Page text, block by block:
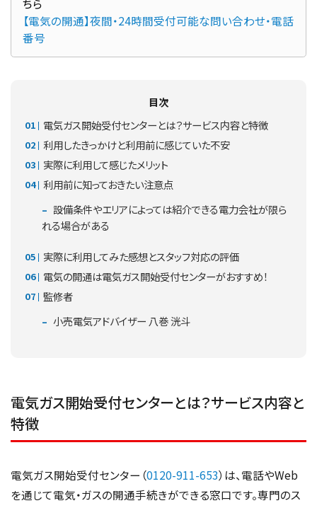
【電気の開通】夜間・24時間受付可能な問い合わせ・電話
番号
目次
電気ガス開始受付センターとは？サービス内容と特徴
利用したきっかけと利用前に感じていた不安
実際に利用して感じたメリット
利用前に知っておきたい注意点
設備条件やエリアによっては紹介できる電力会社が限ら
れる場合がある
実際に利用してみた感想とスタッフ対応の評価
電気の開通は電気ガス開始受付センターがおすすめ！
監修者
小売電気アドバイザー 八巻 洸斗
電気ガス開始受付センターとは？サービス内容と
特徴
電気ガス開始受付センター（0120-911-653）は、電話やWeb
を通じて電気・ガスの開通手続きができる窓口です。専門のス